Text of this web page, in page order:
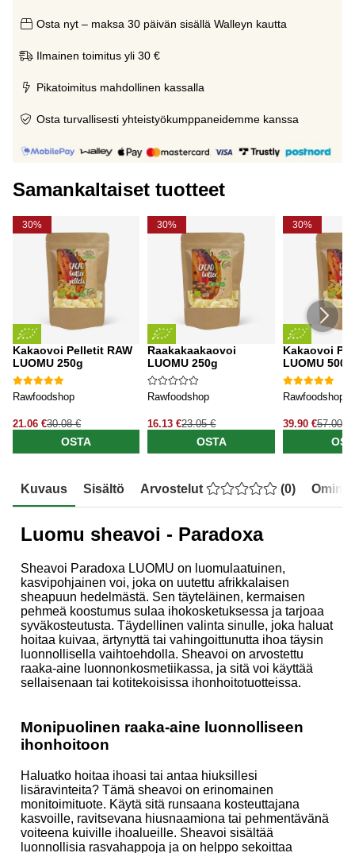
Osta nyt – maksa 30 päivän sisällä Walleyn kautta
Ilmainen toimitus yli 30 €
Pikatoimitus mahdollinen kassalla
Osta turvallisesti yhteistyökumppaneidemme kanssa
Samankaltaiset tuotteet
30%
Kakaovoi Pelletit RAW
LUOMU 250g
Rawfoodshop
21.06 €30.08 €
OSTA
30%
Raakakaakaovoi
LUOMU 250g
Rawfoodshop
16.13 €23.05 €
OSTA
30%
Kakaovoi
LUOMU 500g
Rawfoodshop
39.90 €57.00 €
Kuvaus Sisältö Arvostelut (0)
Luomu sheavoi - Paradoxa
Sheavoi Paradoxa LUOMU on luomulaatuinen,
kasvipohjainen voi, joka on uutettu afrikkalaisen
sheapuun hedelmästä. Sen täyteläinen, kermaisen
pehmeä koostumus sulaa ihokosketuksessa ja tarjoaa
syväkosteutusta. Täydellinen valinta sinulle, joka haluat
hoitaa kuivaa, ärtynyttä tai vahingoittunutta ihoa täysin
luonnollisella vaihtoehdolla. Sheavoi on arvostettu
raaka-aine luonnonkosmetiikassa, ja sitä voi käyttää
sellaisenaan tai kotitekoisissa ihonhoitotuotteissa.
Monipuolinen raaka-aine luonnolliseen
ihonhoitoon
Haluatko hoitaa ihoasi tai antaa hiuksillesi
lisäravinteita? Tämä sheavoi on erinomainen
monitoimituote. Käytä sitä runsaana kosteuttajana
kasvoille, ravitsevana hiusnaamiona tai pehmentävänä
voiteena kuiville ihoalueille. Sheavoi sisältää
luonnollisia rasvahappoja ja on helppo sekoittaa